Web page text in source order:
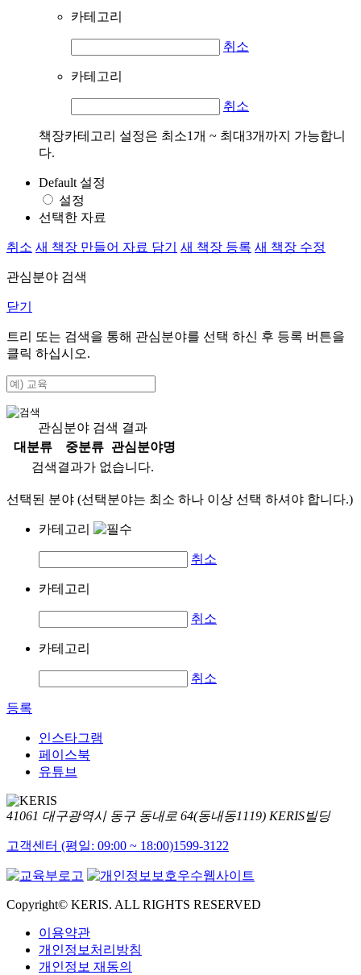
카테고리
취소
카테고리
취소
책장카테고리 설정은 최소1개 ~ 최대3개까지 가능합니
다.
Default 설정
설정
선택한 자료
취소 새 책장 만들어 자료 담기 새 책장 등록 새 책장 수정
관심분야 검색
닫기
트리 또는 검색을 통해 관심분야를 선택 하신 후 등록 버튼을
클릭 하십시오.
관심분야 검색 결과
대분류
중분류
관심분야명
검색결과가 없습니다.
선택된 분야 (선택분야는 최소 하나 이상 선택 하셔야 합니다.)
카테고리
취소
카테고리
취소
카테고리
취소
등록
인스타그램
페이스북
유튜브
41061 대구광역시 동구 동내로 64(동내동1119) KERIS빌딩
고객센터 (평일: 09:00 ~ 18:00)1599-3122
Copyright© KERIS. ALL RIGHTS RESERVED
이용약관
개인정보처리방침
개인정보 재동의